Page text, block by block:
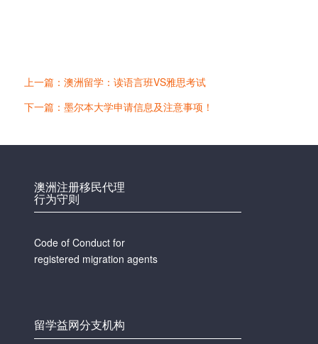
上一篇：澳洲留学：读语言班VS雅思考试
下一篇：墨尔本大学申请信息及注意事项！
澳洲注册移民代理
行为守则
Code of Conduct for
registered migration agents
留学益网分支机构